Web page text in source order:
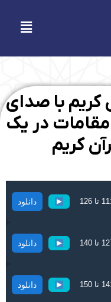
کریم با صدای
مقامات در یک
کریم
دانلود
دانلود
دانلود